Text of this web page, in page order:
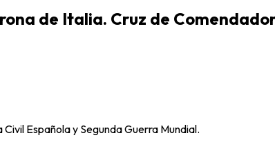
de Italia. Cruz de
Española y Segunda Guerra Mundial.